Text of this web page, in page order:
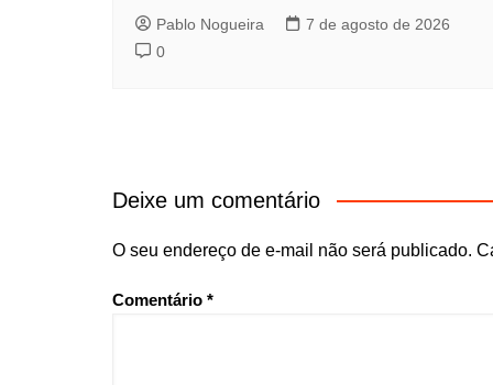
Pablo Nogueira
7 de agosto de 2026
0
Deixe um comentário
O seu endereço de e-mail não será publicado.
Comentário *